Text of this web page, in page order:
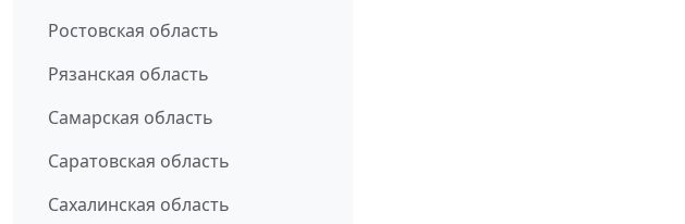
Ростовская область
Рязанская область
Самарская область
Саратовская область
Сахалинская область